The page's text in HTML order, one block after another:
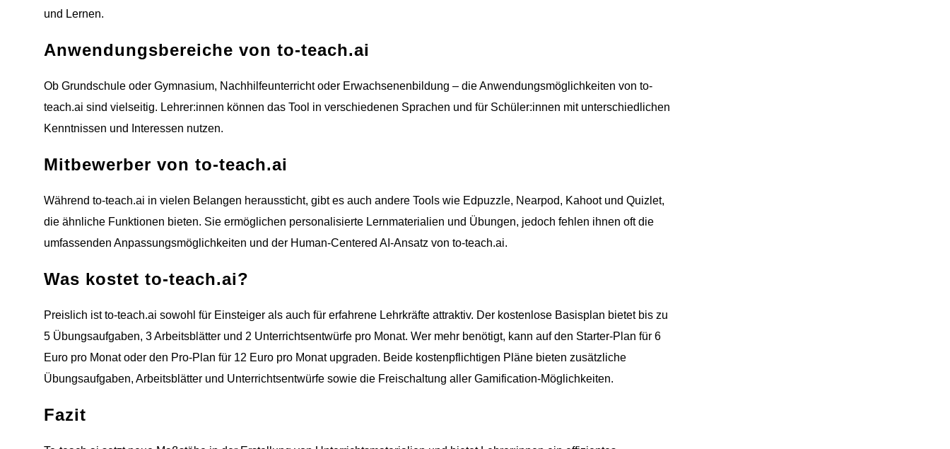
und Lernen.
Anwendungsbereiche von to-teach.ai
Ob Grundschule oder Gymnasium, Nachhilfeunterricht oder Erwachsenenbildung – die Anwendungsmöglichkeiten von to-
teach.ai sind vielseitig. Lehrer:innen können das Tool in verschiedenen Sprachen und für Schüler:innen mit unterschiedlichen
Kenntnissen und Interessen nutzen.
Mitbewerber von to-teach.ai
Während to-teach.ai in vielen Belangen heraussticht, gibt es auch andere Tools wie Edpuzzle, Nearpod, Kahoot und Quizlet,
die ähnliche Funktionen bieten. Sie ermöglichen personalisierte Lernmaterialien und Übungen, jedoch fehlen ihnen oft die
umfassenden Anpassungsmöglichkeiten und der Human-Centered AI-Ansatz von to-teach.ai.
Was kostet to-teach.ai?
Preislich ist to-teach.ai sowohl für Einsteiger als auch für erfahrene Lehrkräfte attraktiv. Der kostenlose Basisplan bietet bis zu
5 Übungsaufgaben, 3 Arbeitsblätter und 2 Unterrichtsentwürfe pro Monat. Wer mehr benötigt, kann auf den Starter-Plan für 6
Euro pro Monat oder den Pro-Plan für 12 Euro pro Monat upgraden. Beide kostenpflichtigen Pläne bieten zusätzliche
Übungsaufgaben, Arbeitsblätter und Unterrichtsentwürfe sowie die Freischaltung aller Gamification-Möglichkeiten.
Fazit